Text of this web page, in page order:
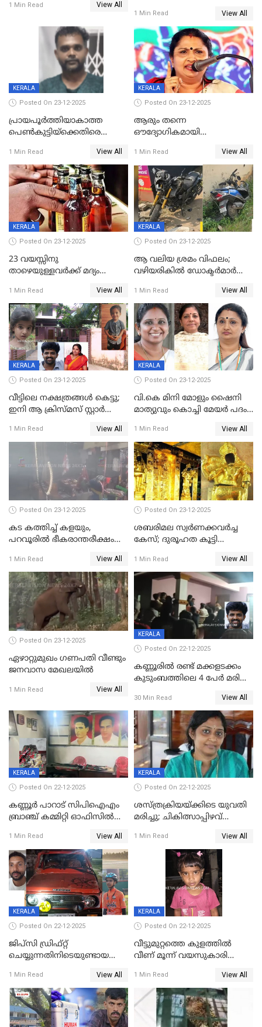
രൂക്ഷം
1 Min Read View All
ഗുരുതരാവസ്ഥയിൽ
1 Min Read View All
KERALA
Posted On 23-12-2025
പ്രായപൂർത്തിയാകാത്ത
പെൺകുട്ടിയ്ക്കെതിരെ
59 വർഷം തടവും 90,൦൦൦ രൂപ
പിഴയും ശിക്ഷ
1 Min Read View All
KERALA
Posted On 23-12-2025
ആരും തന്നെ
ഔദ്യോഗികമായി
കണ്ടെത്താൻ ഇന്ന് കോർ
കമ്മിറ്റി കൂടിയില്ല';
അതൃപ്തിയുമായി ദീപ്തി മേരി
വർഗീസ്
1 Min Read View All
KERALA
Posted On 23-12-2025
23 വയസ്സിനു
താഴെയുള്ളവർക്ക് മദ്യം
നടപടി;സ്ഥാപനങ്ങൾക്കെതിരെ
രണ്ട് കേസുകൾ
1 Min Read View All
KERALA
Posted On 23-12-2025
ആ വലിയ ശ്രമം വിഫലം;
വഴിയരികില്‍ ‌ഡോക്ടര്‍മാര്‍
മരണത്തിന് കീഴടങ്ങി
1 Min Read View All
KERALA
Posted On 23-12-2025
വീട്ടിലെ നക്ഷത്രങ്ങൾ കെട്ടു;
ഇനി ആ ക്രിസ്മസ് സ്റ്റാർ
വേണ്ടിയുള്ള
പിടിവലിക്കിടയിൽ
അപ്പൂപ്പനെതിരെ പോക്സോ
കേസ് ഒടുവിൽ 4 ജീവനുകൾ
പൊലിഞ്ഞു
1 Min Read View All
KERALA
Posted On 23-12-2025
വി.കെ മിനി മോളും ഷൈനി
മാത്യുവും കൊച്ചി മേയർ പദം
മേയറാകില്ല
1 Min Read View All
Posted On 23-12-2025
കട കത്തിച്ച് കളയും,
പറവൂരില്‍ ഭീകരാന്തരീക്ഷം
1 Min Read View All
Posted On 23-12-2025
ശബരിമല സ്വര്‍ണക്കവര്‍ച്ച
കേസ്; ദുരൂഹത കൂട്ടി
1 Min Read View All
Posted On 23-12-2025
ഏഴാറ്റുമുഖം ഗണപതി വീണ്ടും
ജനവാസ മേഖലയിൽ
1 Min Read View All
KERALA
Posted On 22-12-2025
കണ്ണൂരിൽ രണ്ട് മക്കളടക്കം
കുടുംബത്തിലെ 4 പേർ മരിച്ച
30 Min Read View All
KERALA
Posted On 22-12-2025
കണ്ണൂർ പാറാട് സിപിഐഎം
ബ്രാഞ്ച് കമ്മിറ്റി ഓഫിസിൽ
ചിത്രങ്ങളടക്കം കത്തിയ
നിലയിൽ
1 Min Read View All
KERALA
Posted On 22-12-2025
ശസ്ത്രക്രിയയ്‌ക്കിടെ യുവതി
മരിച്ചു; ചികിത്സാപ്പിഴവ്
സംഭവം മാവേലിക്കരയിൽ
1 Min Read View All
KERALA
Posted On 22-12-2025
ജിപ്സി ഡ്രിഫ്റ്റ്
ചെയ്യുന്നതിനിടെയുണ്ടായ
ദാരുണാന്ത്യം; ജീപ്സി
ഓടിച്ചയാൾ അറസ്റ്റിൽ.
1 Min Read View All
KERALA
Posted On 22-12-2025
വീട്ടുമുറ്റത്തെ കുളത്തിൽ
വീണ് മൂന്ന് വയസുകാരി
1 Min Read View All